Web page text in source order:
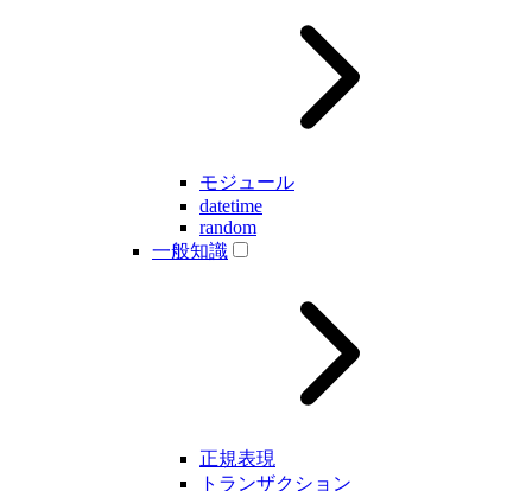
モジュール
datetime
random
一般知識
正規表現
トランザクション